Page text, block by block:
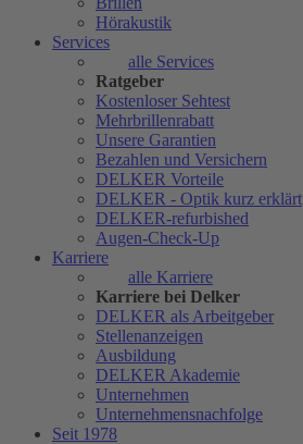
Hörakustik
Services
alle Services
Ratgeber
Kostenloser Sehtest
Mehrbrillenrabatt
Unsere Garantien
Bezahlen und Versichern
DELKER Vorteile
DELKER - Optik kurz erklärt
DELKER-refurbished
Augen-Check-Up
Karriere
alle Karriere
Karriere bei Delker
DELKER als Arbeitgeber
Stellenanzeigen
Ausbildung
DELKER Akademie
Unternehmen
Unternehmensnachfolge
Seit 1978